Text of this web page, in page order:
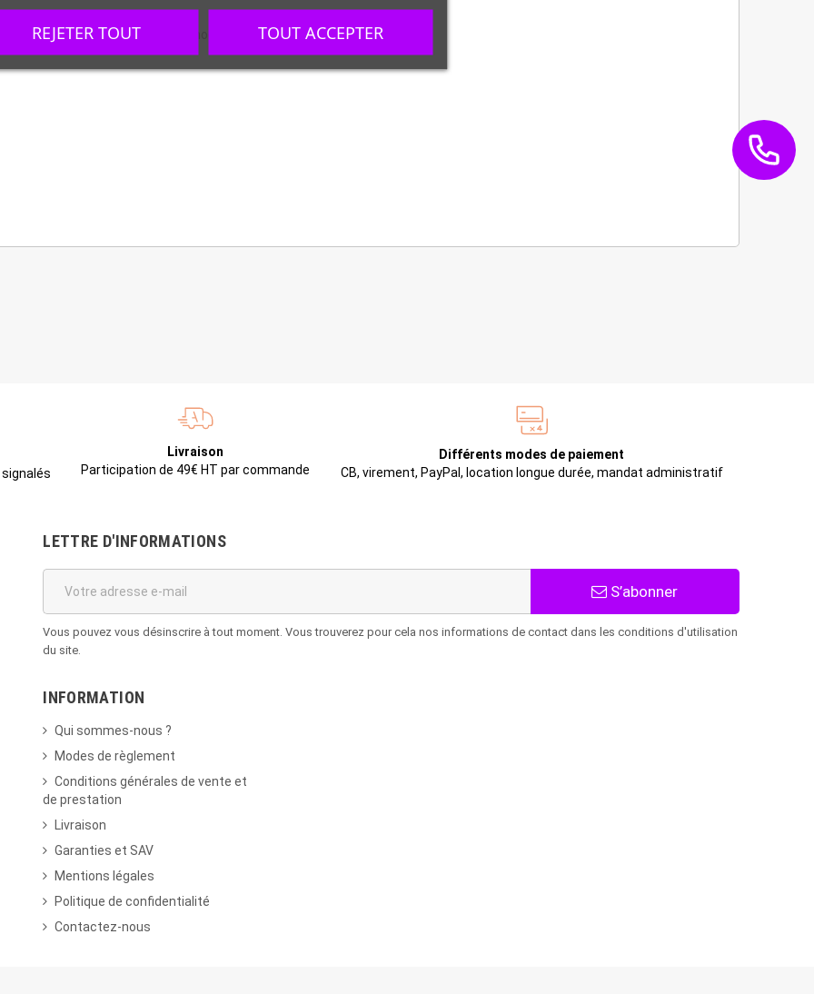
production de pâte ultra homogène est garantie.
Livraison
Participation de 49€ HT par commande
Différents modes de paiement
CB, virement, PayPal, location longue durée, mandat administratif
LETTRE D'INFORMATIONS
S’abonner
Vous pouvez vous désinscrire à tout moment. Vous trouverez pour cela nos informations de contact dans les conditions d'utilisation
du site.
INFORMATION
Qui sommes-nous ?
Modes de règlement
Conditions générales de vente et
de prestation
Livraison
Garanties et SAV
Mentions légales
Politique de confidentialité
Contactez-nous
REJETER TOUT TOUT ACCEPTER